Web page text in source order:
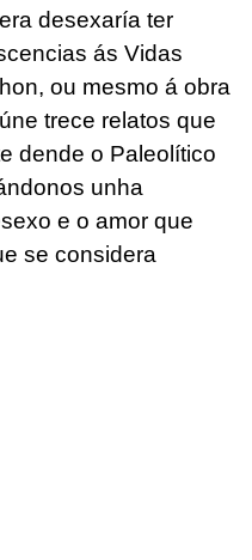
desexaría ter
ás Vidas
ou mesmo á obra
trece relatos que
dende o Paleolítico
unha
e o amor que
se considera